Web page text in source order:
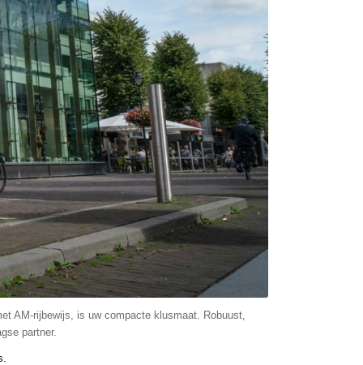
AM-rijbewijs, is uw compacte klusmaat. Robuust,
partner.